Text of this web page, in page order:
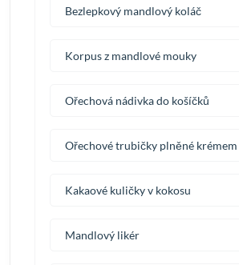
Bezlepkový mandlový koláč
Korpus z mandlové mouky
Ořechová nádivka do košíčků
Ořechové trubičky plněné krémem
Kakaové kuličky v kokosu
Mandlový likér